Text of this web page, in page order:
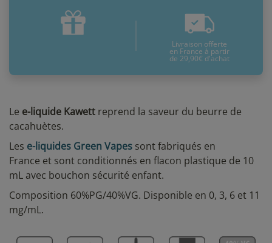
Le e-liquide Kawett reprend la saveur du beurre de
cacahuètes.
Les e-liquides Green Vapes sont fabriqués en
France et sont conditionnés en flacon plastique de 10
mL avec bouchon sécurité enfant.
Composition 60%PG/40%VG. Disponible en 0, 3, 6 et 11
mg/mL.
Livraison offerte
en France à partir
de 29,90€ d'achat